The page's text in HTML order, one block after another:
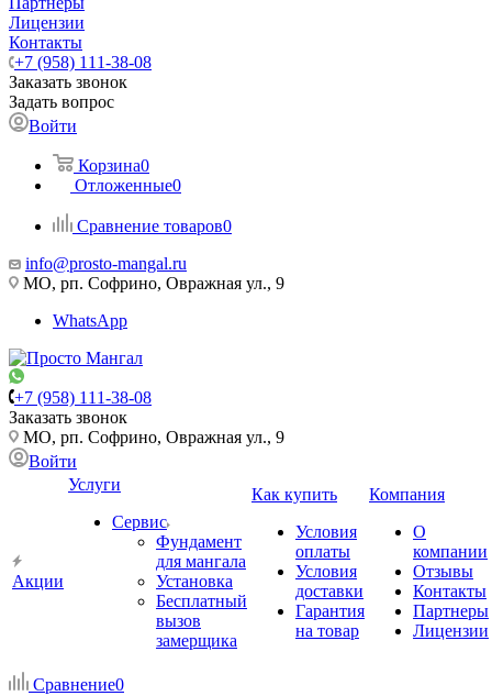
Лицензии
Контакты
+7 (958) 111-38-08
Заказать звонок
Задать вопрос
Войти
Корзина0
Отложенные0
Сравнение товаров0
info@prosto-mangal.ru
МО, рп. Софрино, Овражная ул., 9
WhatsApp
+7 (958) 111-38-08
Заказать звонок
МО, рп. Софрино, Овражная ул., 9
Войти
Акции
Услуги
Сервис
Фундамент
для мангала
Установка
Бесплатный
вызов
замерщика
Как купить
Условия
оплаты
Условия
доставки
Гарантия
на товар
Компания
О
компании
Отзывы
Контакты
Партнеры
Лицензии
Сравнение0